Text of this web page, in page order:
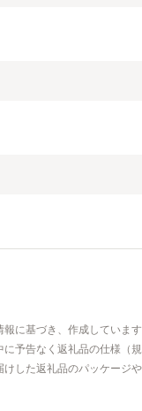
に基づき、作成しています
予告なく返礼品の仕様（
した返礼品のパッケージ